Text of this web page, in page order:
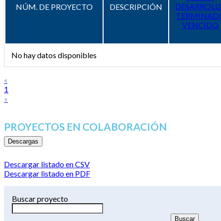
NÚM. DE PROYECTO DESCRIPCIÓN
VENCIDO
No hay datos disponibles
«
1
»
PROYECTOS EN COLABORACIÓN
Descargas
Descargar listado en CSV
Descargar listado en PDF
Buscar proyecto